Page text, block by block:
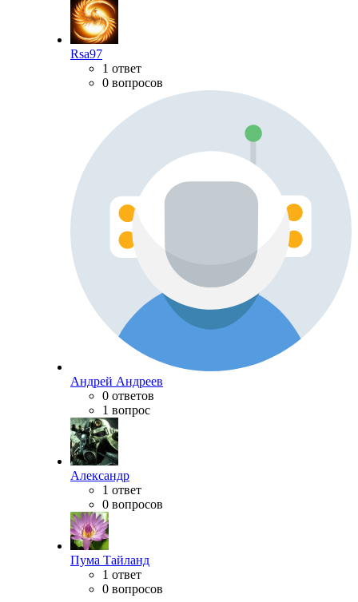
Rsa97
1 ответ
0 вопросов
Андрей Андреев
0 ответов
1 вопрос
Александр
1 ответ
0 вопросов
Пума Тайланд
1 ответ
0 вопросов